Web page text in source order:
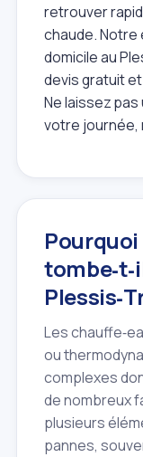
retrouver
chaude. Notre
domicile au
devis gratuit
Ne laissez
votre journée,
Les
ou
complexes
de nombreux
plusieurs
pannes,